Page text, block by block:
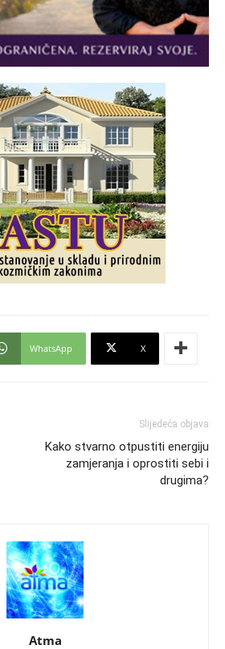
WhatsApp X
Slijedeća objava
Kako stvarno otpustiti energiju
zamjeranja i oprostiti sebi i
drugima?
Atma